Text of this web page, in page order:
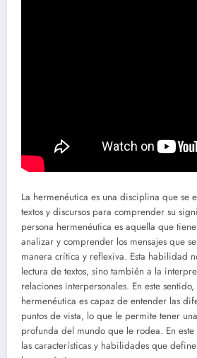
La hermenéutica es una disciplina que se
textos y discursos para comprender su
persona hermenéutica es aquella que
analizar y comprender los mensajes que
manera crítica y reflexiva. Esta habilidad
lectura de textos, sino también a la
relaciones interpersonales. En este
hermenéutica es capaz de entender las
puntos de vista, lo que le permite tener
profunda del mundo que le rodea. En
las características y habilidades que